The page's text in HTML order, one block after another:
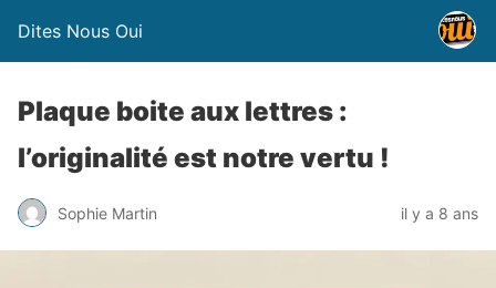
Dites Nous Oui
Plaque boite aux lettres :
l’originalité est notre vertu !
Sophie Martin il y a 8 ans